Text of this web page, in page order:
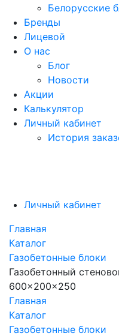
Белорусские
Бренды
Лицевой
О нас
Блог
Новости
Акции
Калькулятор
Личный кабинет
История
Личный кабинет
Главная
Каталог
Газобетонные блоки
Газобетонный
600x200x250
Главная
Каталог
Газобетонные блоки